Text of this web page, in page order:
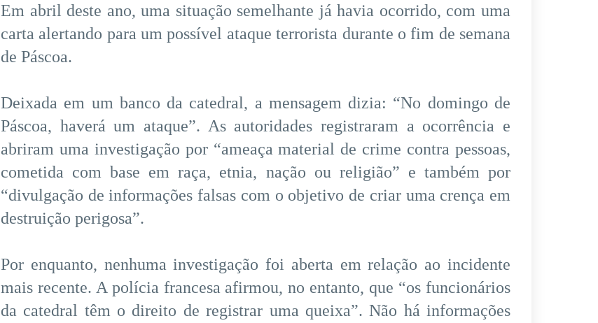
Em abril deste ano, uma situação semelhante já havia ocorrido, com uma
carta alertando para um possível ataque terrorista durante o fim de semana
de Páscoa.
Deixada em um banco da catedral, a mensagem dizia: “No domingo de
Páscoa, haverá um ataque”. As autoridades registraram a ocorrência e
abriram uma investigação por “ameaça material de crime contra pessoas,
cometida com base em raça, etnia, nação ou religião” e também por
“divulgação de informações falsas com o objetivo de criar uma crença em
destruição perigosa”.
Por enquanto, nenhuma investigação foi aberta em relação ao incidente
mais recente. A polícia francesa afirmou, no entanto, que “os funcionários
da catedral têm o direito de registrar uma queixa”. Não há informações